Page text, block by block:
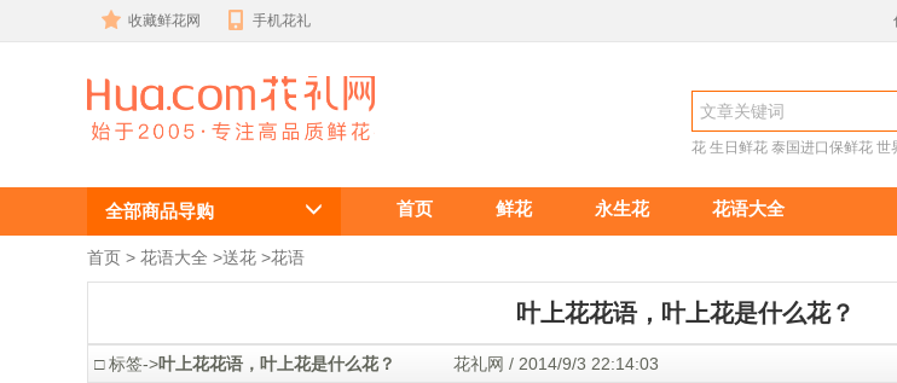
收藏鲜花网 手机花礼
叶上花是什么
花？叶上花花
语是什么？
花 生日鲜花 泰国进口保鲜花 世
全部商品导购 首页 鲜花 永生花 花语大全
首页 > 花语大全 >送花 >花语
叶上花花语，叶上花是什么花？
□ 标签->叶上花花语，叶上花是什么花？ 花礼网 / 2014/9/3 22:14:03